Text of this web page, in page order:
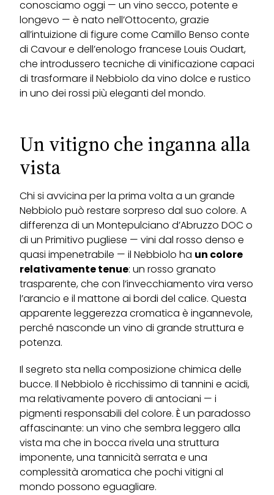
conosciamo oggi — un vino secco, potente e
longevo — è nato nell’Ottocento, grazie
all’intuizione di figure come Camillo Benso conte
di Cavour e dell’enologo francese Louis Oudart,
che introdussero tecniche di vinificazione capaci
di trasformare il Nebbiolo da vino dolce e rustico
in uno dei rossi più eleganti del mondo.
Un vitigno che inganna alla
vista
Chi si avvicina per la prima volta a un grande
Nebbiolo può restare sorpreso dal suo colore. A
differenza di un Montepulciano d’Abruzzo DOC o
di un Primitivo pugliese — vini dal rosso denso e
quasi impenetrabile — il Nebbiolo ha un colore
relativamente tenue: un rosso granato
trasparente, che con l’invecchiamento vira verso
l’arancio e il mattone ai bordi del calice. Questa
apparente leggerezza cromatica è ingannevole,
perché nasconde un vino di grande struttura e
potenza.
Il segreto sta nella composizione chimica delle
bucce. Il Nebbiolo è ricchissimo di tannini e acidi,
ma relativamente povero di antociani — i
pigmenti responsabili del colore. È un paradosso
affascinante: un vino che sembra leggero alla
vista ma che in bocca rivela una struttura
imponente, una tannicità serrata e una
complessità aromatica che pochi vitigni al
mondo possono eguagliare.